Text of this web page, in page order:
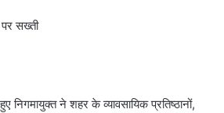
सख्ती
निगमायुक्त ने शहर के व्यावसायिक प्रतिष्ठानों,